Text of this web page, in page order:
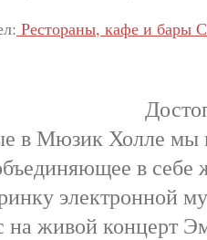
Рестораны, кафе и бары
в Мюзик Холле мы
в
электронной
на живой концерт